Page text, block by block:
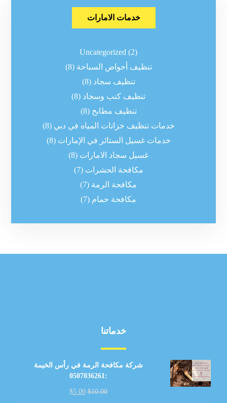
خدمات الامارات
Uncategorized (2)
تنظيف أحواض السباحة (8)
تنظيف سجاد (8)
تنظيف كنب وسجاد (8)
تنظيف مطابخ (8)
خدمات تنظيف خزانات المياه في دبي (8)
خدمات غسيل الستائر في الإمارات (8)
غسيل سجاد الامارات (8)
مكافحة الحشرات (7)
مكافحة الرمة (7)
مكافحة حمام (7)
خدماتنا
شركة مكافحة الرمة في رأس الخيمة
:0507036261
$10.00
$5.00